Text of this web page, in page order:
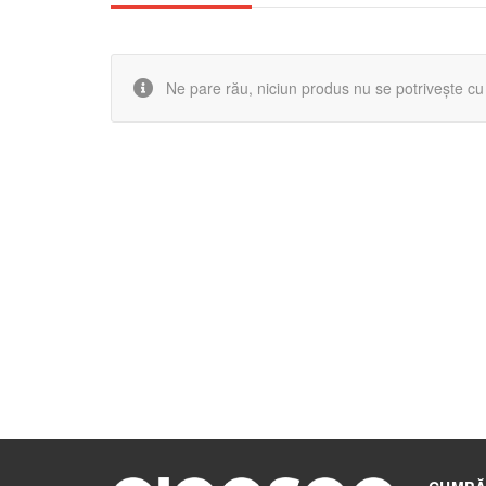
Ne pare rău, niciun produs nu se potrivește